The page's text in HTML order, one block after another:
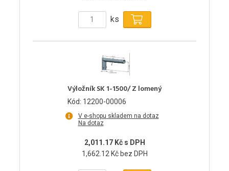
ks
Výložník SK 1-1500/ Z lomený
Kód: 12200-00006
V e-shopu skladem na dotaz
Na dotaz
2,011.17 Kč s DPH
1,662.12 Kč bez DPH